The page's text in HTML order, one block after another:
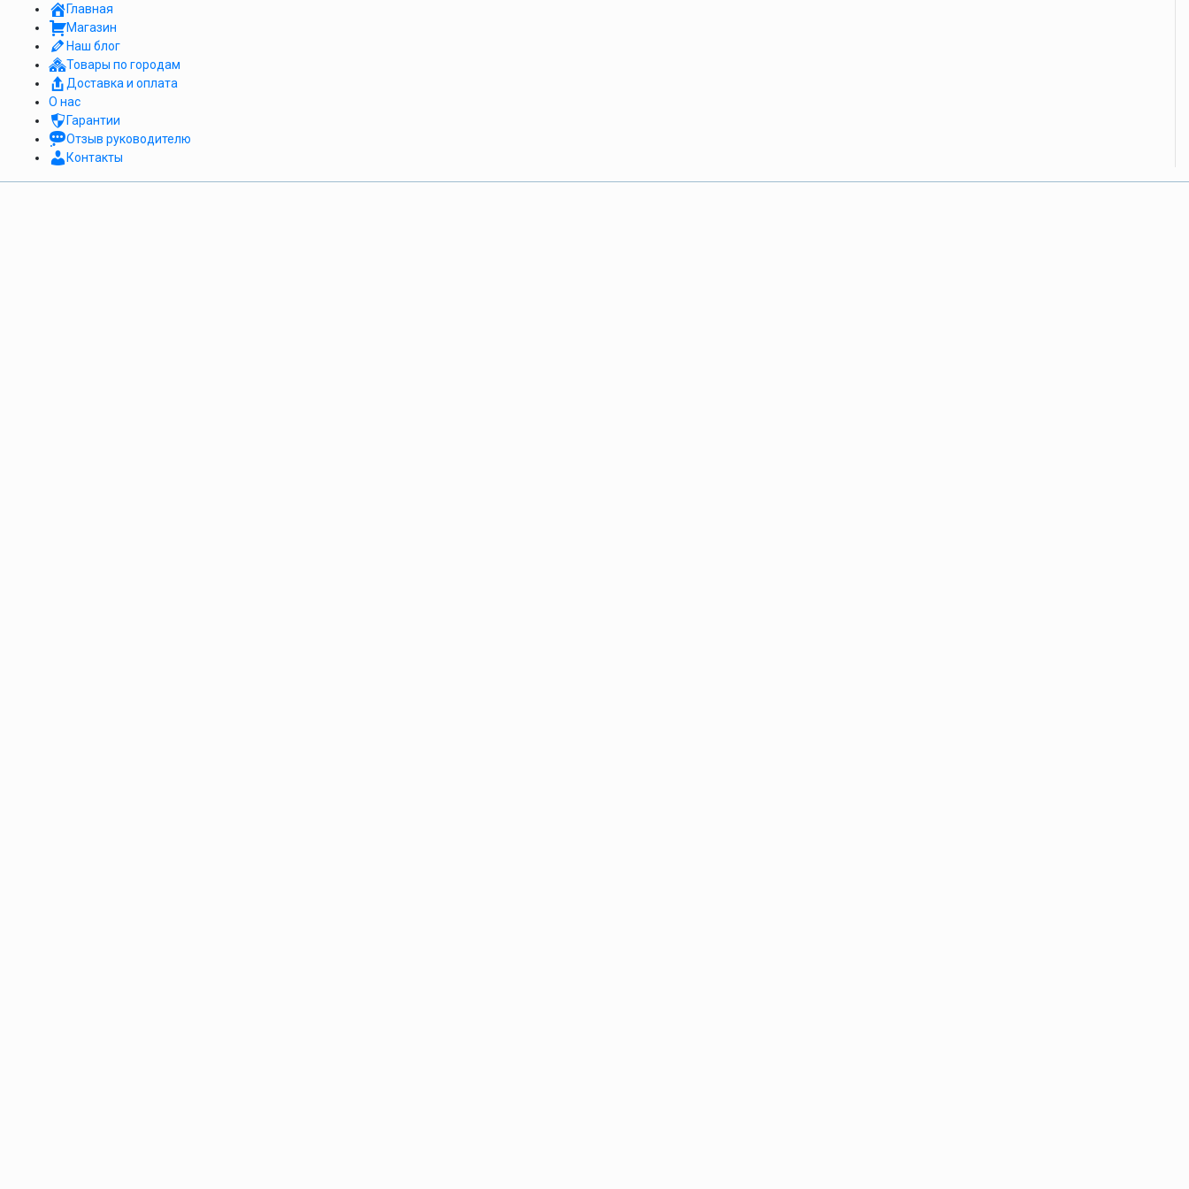
Главная
Магазин
Наш блог
Товары по городам
Доставка и оплата
О нас
Гарантии
Отзыв руководителю
Контакты